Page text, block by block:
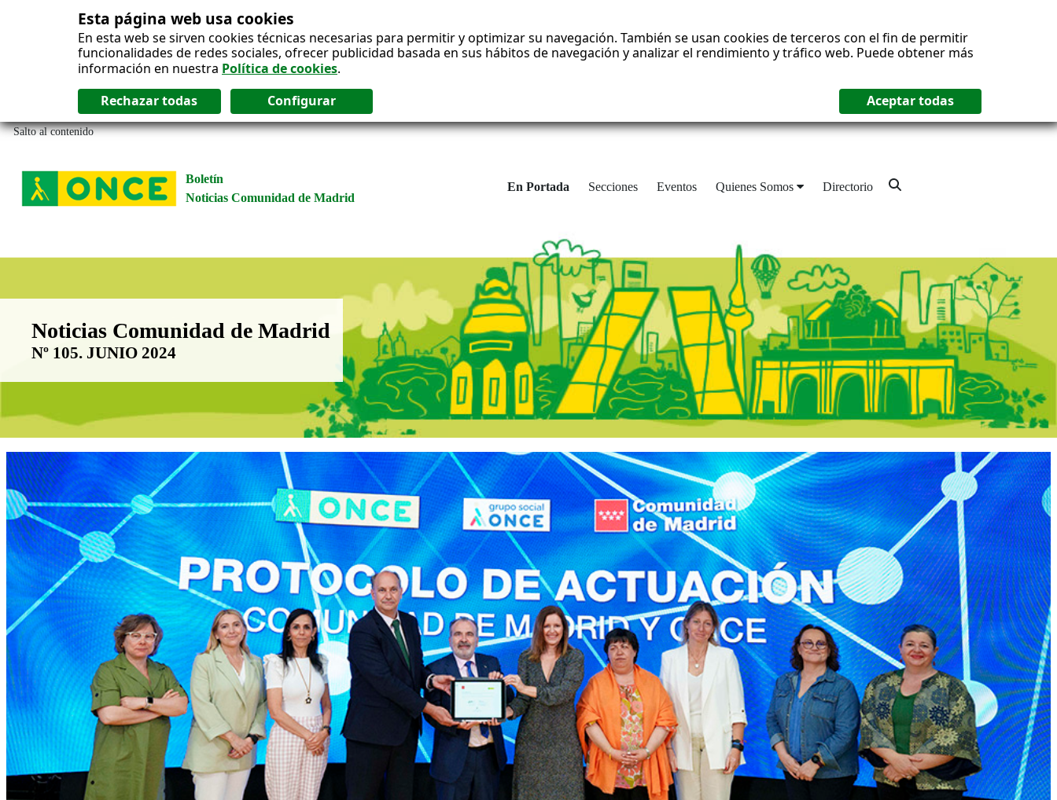
Esta página web usa cookies
En esta web se sirven cookies técnicas necesarias para permitir y optimizar su navegación. También se usan cookies de terceros con el fin de permitir
funcionalidades de redes sociales, ofrecer publicidad basada en sus hábitos de navegación y analizar el rendimiento y tráfico web. Puede obtener más
información en nuestra Política de cookies.
Salto al contenido
Boletín
Noticias Comunidad de Madrid
En Portada Secciones Eventos Quienes Somos Directorio
Boletín Noticias Comunidad de Madrid
Noticias Comunidad de Madrid
Nº 105. JUNIO 2024
Boletín Noticias Comunidad de Madrid - En